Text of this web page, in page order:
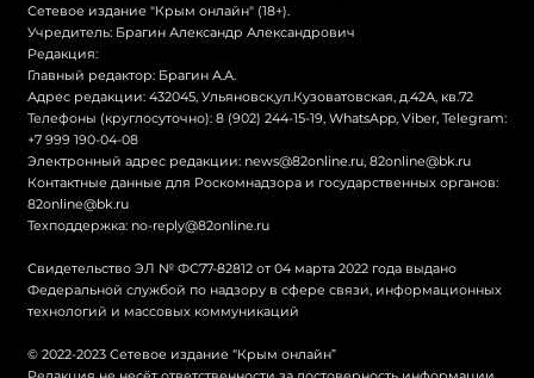
Сетевое издание "Крым онлайн" (18+).
Учредитель: Брагин Александр Александрович
Редакция:
Главный редактор: Брагин А.А.
Адрес редакции: 432045, Ульяновск,ул.Кузоватовская, д.42А, кв.72
Телефоны (круглосуточно): 8 (902) 244-15-19, WhatsApp, Viber, Telegram:
+7 999 190-04-08
Электронный адрес редакции: news@82online.ru 82online@bk.ru
Контактные данные для Роскомнадзора и государственных органов:
82online@bk.ru
Техподдержка: no-reply@82online.ru
Свидетельство ЭЛ № ФС77-82812 от 04 марта 2022 года выдано
Федеральной службой по надзору в сфере связи, информационных
технологий и массовых коммуникаций
© 2022-2023 Сетевое издание “Крым онлайн”